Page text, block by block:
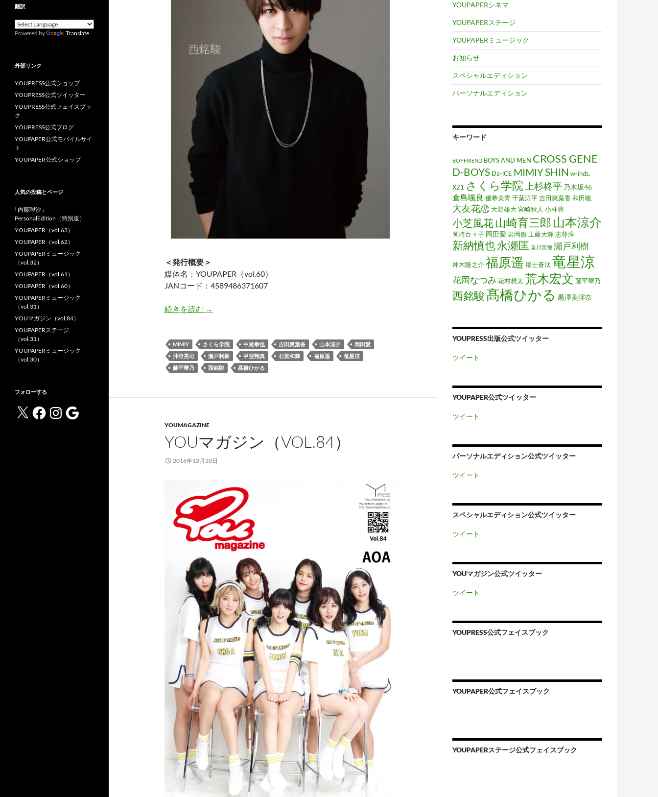
＜発行概要＞
媒体名：YOUPAPER（vol.60）
JANコード：4589486371607
続きを読む YOUPAPER（vol.60）
→
MIMIY さくら学院 中尾拳也 吉田爽葉香 山本涼介
岡田愛
沖野晃司
瀬戸利樹 甲斐翔真 石賀和輝 福原遥
竜星涼
藤平華乃
西銘駿 髙橋ひかる
YOUMAGAZINE
YOUマガジン（VOL.84）
2016年12月20日
YOUPAPERシネマ
YOUPAPERステージ
YOUPAPERミュージック
お知らせ
スペシャルエディション
パーソナルエディション
キーワード
BOYFRIEND BOYS AND MEN CROSS GENE
D-BOYS Da-iCE MIMIYSHIN w-inds.
X21 さくら学院 上杉柊平 乃木坂46
倉島颯良 優希美青 千葉涼平 吉田爽葉香 和田颯
大友花恋 大野雄大 宮崎秋人 小林豊
小芝風花山崎育三郎 山本涼介
岡崎百々子 岡田愛 岩岡徹 工藤大輝 志尊淳
新納慎也永瀬匡 泉川実穂 瀬戸利樹
神木隆之介 福原遥 福士蒼汰 竜星涼
花岡なつみ 花村想太 荒木宏文 藤平華乃
西銘駿髙橋ひかる 黒澤美澪奈
YOUPRESS出版公式ツイッター
ツイート
YOUPAPER公式ツイッター
ツイート
パーソナルエディション公式ツイッター
ツイート
スペシャルエディション公式ツイッター
ツイート
YOUマガジン公式ツイッター
ツイート
YOUPRESS公式フェイスブック
YOUPAPER公式フェイスブック
YOUPAPERステージ公式フェイスブック
翻訳
Powered by Translate
外部リンク
YOUPRESS公式ショップ
YOUPRESS公式ツイッター
YOUPRESS公式フェイスブッ
ク
YOUPRESS公式ブログ
YOUPAPER公式モバイルサイ
ト
YOUPAPER公式ショップ
人気の投稿とページ
｢内藤理沙」
PersonalEdition（特別版）
YOUPAPER（vol.63）
YOUPAPER（vol.62）
YOUPAPERミュージック
（vol.32）
YOUPAPER（vol.61）
YOUPAPER（vol.60）
YOUPAPERミュージック
（vol.31）
YOUマガジン（vol.84）
YOUPAPERステージ
（vol.31）
YOUPAPERミュージック
（vol.30）
フォローする
X FacebookInstagramGoogle